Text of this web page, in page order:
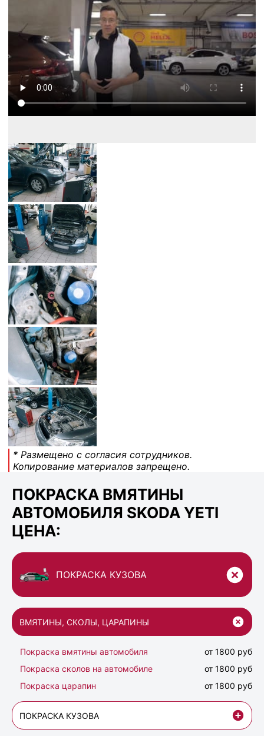
* Размещено с согласия сотрудников.
Копирование материалов запрещено.
ПОКРАСКА ВМЯТИНЫ
АВТОМОБИЛЯ SKODA YETI
ЦЕНА:
ПОКРАСКА КУЗОВА
ВМЯТИНЫ, СКОЛЫ, ЦАРАПИНЫ
Покраска вмятины автомобиля
от 1800 руб
Покраска сколов на автомобиле
от 1800 руб
Покраска царапин
от 1800 руб
ПОКРАСКА КУЗОВА